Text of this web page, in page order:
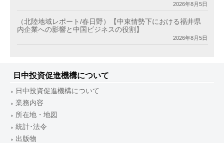
2026年8月5日
（北陸地域レポート/春日野）【中東情勢下における福井県
内企業への影響と中国ビジネスの役割】
2026年8月5日
日中投資促進機構について
日中投資促進機構について
業務内容
所在地・地図
統計･法令
出版物